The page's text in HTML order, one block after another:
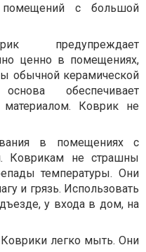
с большой
предупреждает
ценно в помещениях,
обычной керамической
обеспечивает
Коврик не
в помещениях с
Коврикам не страшны
температуры. Они
и грязь. Использовать
у входа в дом, на
легко мыть. Они